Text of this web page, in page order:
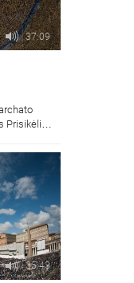
37:09
Prisikėlimo
apie
35:43